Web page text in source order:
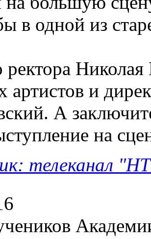
в одной из
Николая
артистов и
А
на
телеканал